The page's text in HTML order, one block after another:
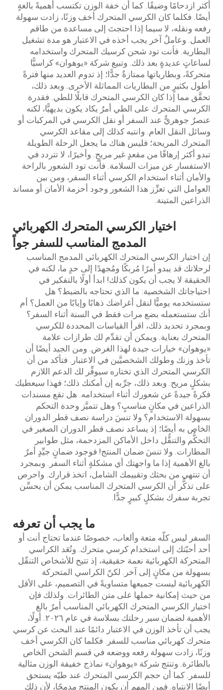
أكثر ازدحامًا وضيقًا. كما أن خفة الوزن تكتسب أهميةً بالغةٍ
أيضًا. فكلما كان الكرسي المتحرك أخف وزنًا، زادت سهولة
رفعه ونقله، لا سيما إذا احتجتَ إلى مساعدة من طاقم
العمل. وعاملٌ آخر يجب أخذه في الاعتبار هو مدة تشغيل
البطارية. فأنت تود شحن كرسيك المتحرك واستخدامه
لساعاتٍ عديدةٍ بعد ذلك. وتبيع شركة «يوهوان» كراسيًّا
متحركةً، وبطارياتها ممتازةٌ جدًّا؛ إذ تدوم العديد منها فترةً
أطول بكثيرٍ من البطاريات المماثلة الأخرى. وبعد ذلك،
تحقَّق مما إذا كان الكرسي المتحرك قابلًا للطي. فقدرة
الكرسي المتحرك على الطي أمرٌ يكاد يكون بديهيًّا، لكنه
عنصرٌ جوهريٌّ عند السفر أو نقل الكرسي في المركبات أو
وسائل النقل العام. وانتبه كذلك إلى مقاعد الكرسي
المتحرك المريحة؛ فليس هناك ما يجعل الرحلة الطويلة
تبدو أكثر إرهاقًا من مقعدٍ غير مريحٍ. وأخيرًا، لا تتردد في
الاستفسار عن ميزات السلامة. فأنت تود الشعور بالراحة
والأمان أثناء استخدام الكرسي أثناء السفر، ومن بين
العوامل التي تعزِّز هذا الشعور وجود أحزمة الأمان أو مساند
الذراعين المتينة.
اختيار الكرسي المتحرك الكهربائي
المدمج المناسب للسفر جواً
إن اختيار الكرسي المتحرك الكهربائي المدمج المناسب
لرحلاتك قد يبدو أمرًا مُربكًا ومُجهدًا إلى حدٍ ما، لكنه في
الحقيقة لا يجب أن يكون كذلك! ابدأ أولًا بالتفكير في
احتياجاتك الشخصية: ما الذي تحتاجه بالضبط؟ هل
ستستخدمه يوميًّا لنقل أغراضك ذهابًا وإيابًا من العمل؟ أم
أنك ستستعمله بضع مرات فقط في السنة أثناء السفر؟
وبمجرد تحديد ذلك، اقرأ القياسات المحددة للكرسي
المتحرك بعناية. ويمكن أن تقدِّم لك طرازات علامة
«يوهوان» خيارات جيدة لهذا الغرض. ومن الجيد أيضًا أن
تأخذ وزنك وطولك الشخصيَّين في الاعتبار. فتأكد من أن
الكرسي المتحرك الذي تختاره سيوفِّر لك الدعم اللازم
بشكلٍ مريح. وبعد ذلك، جرِّبه إن أمكنك ذلك؛ فهذا سيعطيك
فكرةً جيدةً عن شعورك أثناء استخدامه. هل تقع مسندات
الذراعين في مكانٍ مناسبٍ؟ وهل تتميَّز وحدة التحكم
بسهولة الاستخدام؟ ولا تنسَ دراسة نصف قطر الدوران
الخاص به أيضًا؛ إذ يساعد نصف قطر الدوران الصغير في
التحكُّم والتنقُّل داخل الأماكن المزدحمة، مثل طوابير
المطارات. ولا تنسَ ضمان المنتج! فوجود ضمانٍ جيِّدٍ أمرٌ
بالغ الأهمية إذا ما واجهتك أي مشكلةٍ أثناء السفر. وبمجرد
أن تنتهي من بحثك وتقييمك الشامل، اتخذ قرارك. واحرص
على تذكُّر أن الكرسي المتحرك المناسب يمكن أن يحسِّن
تجربة سفرك بشكلٍ كبيرٍ جدًّا.
ما يجب أن تعرفه
السفر ليس كلّه متعة وألعاب، خصوصًا عندما تحتاج أنت أو
أحد أحبّتك إلى استخدام كرسي متحرك. وتُعَد الكراسي
المتحركة الكهربائية نعمة حقيقية، إذ تتيح للأشخاص التنقّل
بسهولة من مكانٍ إلى آخر. لكنّ الكراسي المتحركة
الكهربائية ليست جميعها متساويةً في التصميم، على الأقل
من حيث إمكانية حملها على متن الطائرات. ولذلك فإن
اختيار الكرسي المتحرك الكهربائي المناسب أمرٌ بالغ
الأهمية لضمان سير رحلتك بسلاسة في عام ٢٠٢٦. أولًا،
يجب أن تأخذ الوزن في الاعتبار دائمًا عند البحث عن كرسي
متحرك كهربائي مناسب للسفر. فكلما كان الكرسي أخف
وزنًا، زادت سهولة رفعه ووضعه في قسم الشحن الخاص
بالطائرة. وتنتج شركة «يوهوان» نماذج خفيفة الوزن مثالية
للسفر. كما أن حجم الكرسي المتحرك عند طيّه يستحق
أيضًا الانتباه. فمن المهم أن يكون المنتج مدمجًا، لأن ذلك